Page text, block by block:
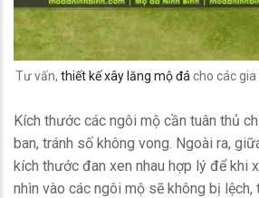
Tư vấn, thiết kế xây lăng mộ đá cho các
Kích thước các ngôi mộ cần tuân thủ
ban, tránh số không vong. Ngoài ra,
kích thước đan xen nhau hợp lý để khi
nhìn vào các ngôi mộ sẽ không bị lệch,